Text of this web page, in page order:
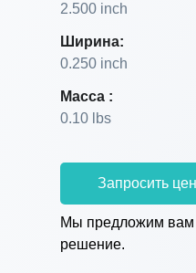
2.500 inch
Ширина:
0.250 inch
Масса :
0.10 lbs
Запросить
Мы предложим
решение.